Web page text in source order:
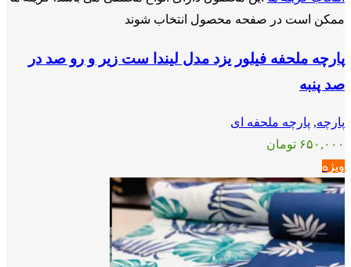
ممکن است در صفحه محصول انتخاب شوند
پارچه ملحفه فیلور یزد مدل لیندا ست زیر و رو صد در
صد پنبه
پارچه, پارچه ملحفه ای
۶۵۰,۰۰۰ تومان
ویژه